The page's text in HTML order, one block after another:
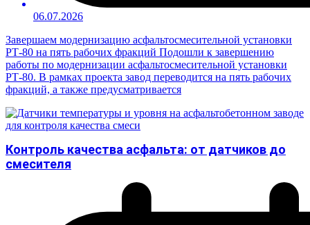
06.07.2026
Завершаем модернизацию асфальтосмесительной установки
РТ-80 на пять рабочих фракций Подошли к завершению
работы по модернизации асфальтосмесительной установки
РТ-80. В рамках проекта завод переводится на пять рабочих
фракций, а также предусматривается
Контроль качества асфальта: от датчиков до
смесителя